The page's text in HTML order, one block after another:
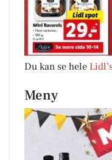
Du kan se hele
Meny